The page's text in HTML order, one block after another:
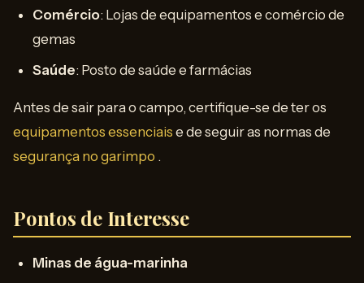
Comércio: Lojas de equipamentos e comércio de
gemas
Saúde: Posto de saúde e farmácias
Antes de sair para o campo, certifique-se de ter os
equipamentos essenciais e de seguir as normas de
segurança no garimpo .
Pontos de Interesse
Minas de água-marinha